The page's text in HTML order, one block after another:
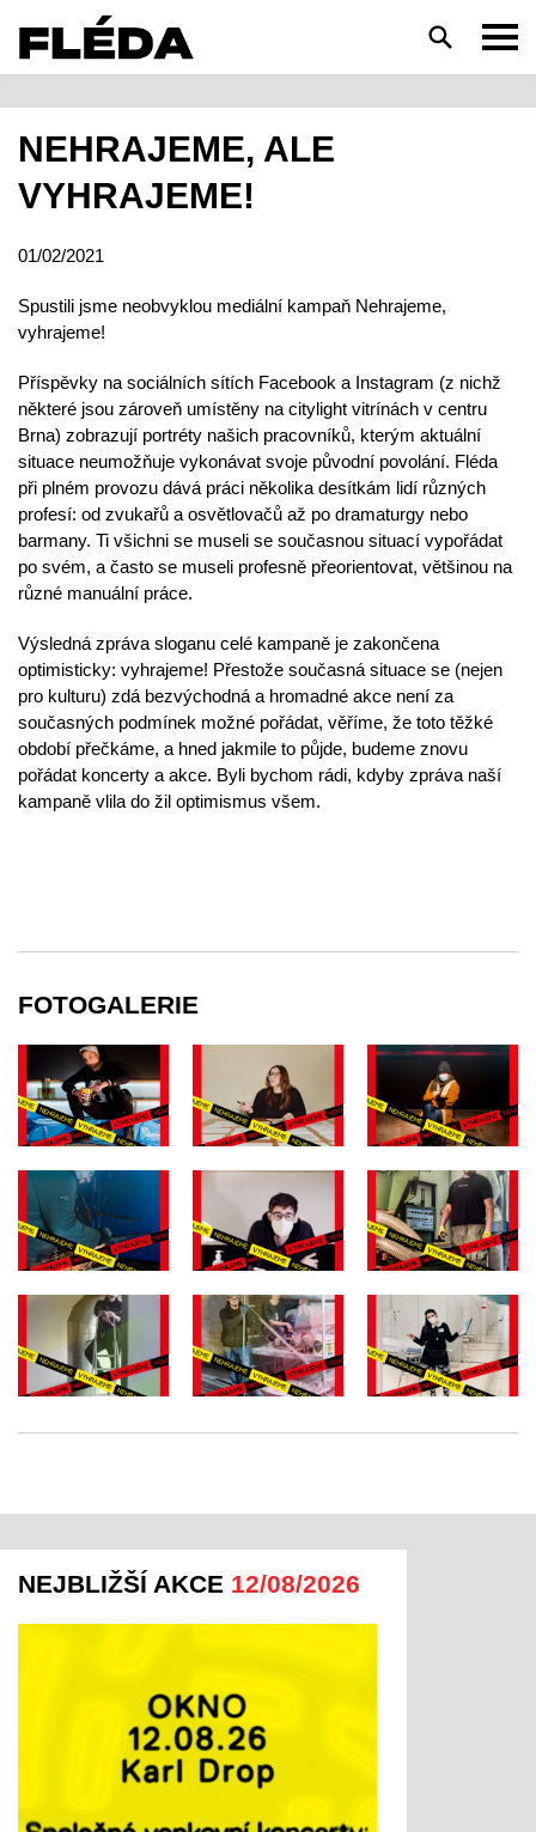
HLEDAT
NEHRAJEME, ALE
VYHRAJEME!
01/02/2021
Spustili jsme neobvyklou mediální kampaň Nehrajeme,
vyhrajeme!
Příspěvky na sociálních sítích Facebook a Instagram (z nichž
některé jsou zároveň umístěny na citylight vitrínách v centru
Brna) zobrazují portréty našich pracovníků, kterým aktuální
situace neumožňuje vykonávat svoje původní povolání. Fléda
při plném provozu dává práci několika desítkám lidí různých
profesí: od zvukařů a osvětlovačů až po dramaturgy nebo
barmany. Ti všichni se museli se současnou situací vypořádat
po svém, a často se museli profesně přeorientovat, většinou na
různé manuální práce.
Výsledná zpráva sloganu celé kampaně je zakončena
optimisticky: vyhrajeme! Přestože současná situace se (nejen
pro kulturu) zdá bezvýchodná a hromadné akce není za
současných podmínek možné pořádat, věříme, že toto těžké
období přečkáme, a hned jakmile to půjde, budeme znovu
pořádat koncerty a akce. Byli bychom rádi, kdyby zpráva naší
kampaně vlila do žil optimismus všem.
FOTOGALERIE
NEJBLIŽŠÍ AKCE 12/08/2026